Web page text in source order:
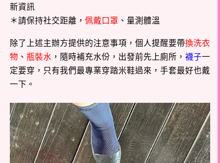
新資訊
＊請保持社交距離， 佩戴口罩 、量測體溫
除了上述主辦方提供的注意事項，個人提醒要帶換洗衣
物 、 瓶裝水 ，隨時補充水份，出發前先上廁所， 襪子一
定要穿，只有我們最專業穿踏米鞋過來，手套最好也戴
一下。